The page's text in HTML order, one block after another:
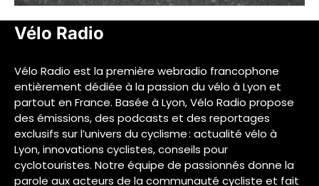
Vélo Radio
Vélo Radio est la première webradio francophone
entièrement dédiée à la passion du vélo à Lyon et
partout en France. Basée à Lyon, Vélo Radio propose
des émissions, des podcasts et des reportages
exclusifs sur l’univers du cyclisme : actualité vélo à
Lyon, innovations cyclistes, conseils pour
cyclotouristes. Notre équipe de passionnés donne la
parole aux acteurs de la communauté cycliste et fait